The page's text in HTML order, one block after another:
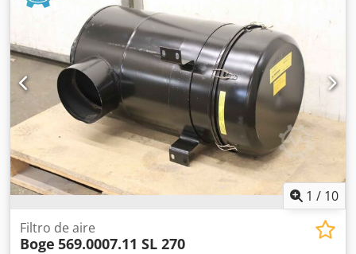
1 / 10
Filtro de aire
Boge 569.0007.11 SL 270